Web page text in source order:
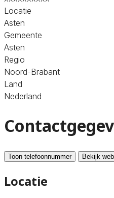
Locatie
Asten
Gemeente
Asten
Regio
Noord-Brabant
Land
Nederland
Toon telefoonnummer Bekijk
Locatie